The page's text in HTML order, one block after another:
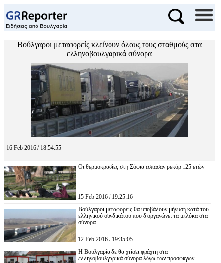
Βούλγαροι μεταφορείς κλείνουν όλους τους σταθμούς στα
ελληνοβουλγαρικά σύνορα
16 Feb 2016 / 18:54:55
Οι θερμοκρασίες στη Σόφια έσπασαν ρεκόρ 125 ετών
15 Feb 2016 / 19:25:16
Βούλγαροι μεταφορείς θα υποβάλουν μήνυση κατά του
ελληνικού συνδικάτου που διοργανώνει τα μπλόκα στα
σύνορα
12 Feb 2016 / 19:35:05
Η Βουλγαρία δε θα χτίσει φράχτη στα
ελληνοβουλγαρικά σύνορα λόγω των προσφύγων